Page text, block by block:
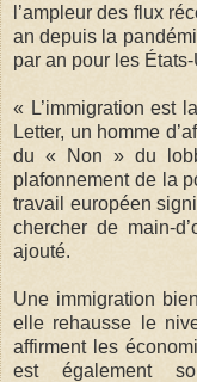
l’ampleur des flux
an depuis la
par an pour les
« L’im­mi­gra­tion est
Let­ter, un homme
du « Non » du
plafonnement de la
travail européen
chercher de main-
ajouté.
Une immigration
elle rehausse le
affirment les
est également